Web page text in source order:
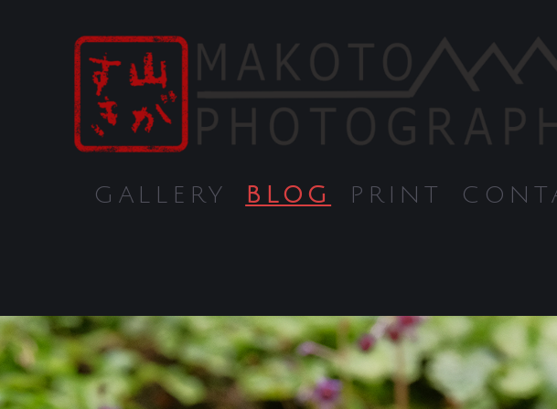
GALLERY BLOG PRINT